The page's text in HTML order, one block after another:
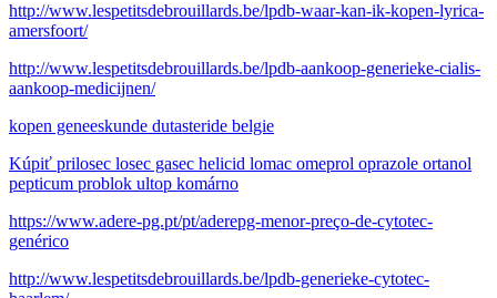
http://www.lespetitsdebrouillards.be/lpdb-waar-kan-ik-kopen-lyrica-
amersfoort/
http://www.lespetitsdebrouillards.be/lpdb-aankoop-generieke-cialis-
aankoop-medicijnen/
kopen geneeskunde dutasteride belgie
Kúpiť prilosec losec gasec helicid lomac omeprol oprazole ortanol
pepticum problok ultop komárno
https://www.adere-pg.pt/pt/aderepg-menor-preço-de-cytotec-
genérico
http://www.lespetitsdebrouillards.be/lpdb-generieke-cytotec-